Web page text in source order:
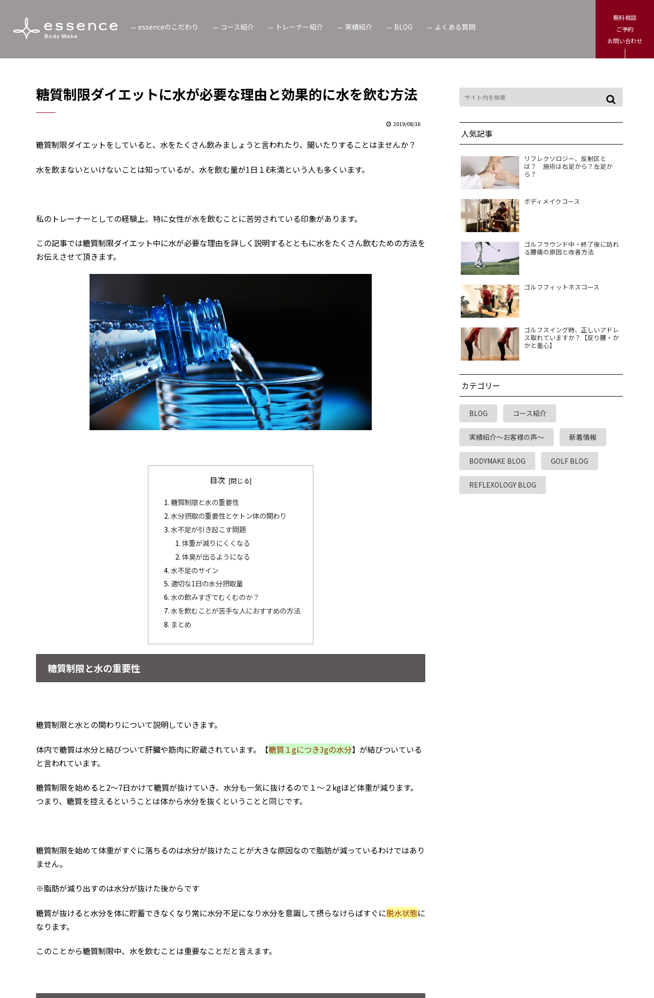
essenceのこだわり コース紹介 トレーナー紹介 実績紹介 BLOG よくある質問
無料相談
ご予約
お問い合わせ
糖質制限ダイエットに水が必要な理由と効果的に水を飲む方法
2019/08/16
糖質制限ダイエットをしていると、水をたくさん飲みましょうと言われたり、聞いたりすることはませんか？
水を飲まないといけないことは知っているが、水を飲む量が1日１ℓ未満という人も多くいます。
私のトレーナーとしての経験上、特に女性が水を飲むことに苦労されている印象があります。
この記事では糖質制限ダイエット中に水が必要な理由を詳しく説明するとともに水をたくさん飲むための方法を
お伝えさせて頂きます。
目次
糖質制限と水の重要性
水分摂取の重要性とケトン体の関わり
水不足が引き起こす問題
体重が減りにくくなる
体臭が出るようになる
水不足のサイン
適切な1日の水分摂取量
水の飲みすぎでむくむのか？
水を飲むことが苦手な人におすすめの方法
まとめ
糖質制限と水の重要性
糖質制限と水との関わりについて説明していきます。
体内で糖質は水分と結びついて肝臓や筋肉に貯蔵されています。【糖質１gにつき3gの水分】が結びついている
と言われています。
糖質制限を始めると2～7日かけて糖質が抜けていき、水分も一気に抜けるので１～２kgほど体重が減ります。
つまり、糖質を控えるということは体から水分を抜くということと同じです。
糖質制限を始めて体重がすぐに落ちるのは水分が抜けたことが大きな原因なので脂肪が減っているわけではあり
ません。
※脂肪が減り出すのは水分が抜けた後からです
糖質が抜けると水分を体に貯蓄できなくなり常に水分不足になり水分を意識して摂らなけらばすぐに脱水状態に
なります。
このことから糖質制限中、水を飲むことは重要なことだと言えます。
人気記事
リフレクソロジー、反射区と
は？ 施術は右足から？左足か
ら？
ボディメイクコース
ゴルフラウンド中・終了後に訪れ
る腰痛の原因と改善方法
ゴルフフィットネスコース
ゴルフスイング時、正しいアドレ
ス取れていますか？【反り腰・か
かと重心】
カテゴリー
BLOG コース紹介
実績紹介～お客様の声～ 新着情報
BODYMAKE BLOG GOLF BLOG
REFLEXOLOGY BLOG